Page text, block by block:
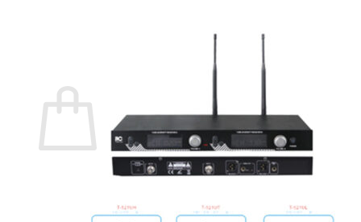
ไม่มีสินค้าในตะกร้า
กลับสู่หน้าร้านค้า